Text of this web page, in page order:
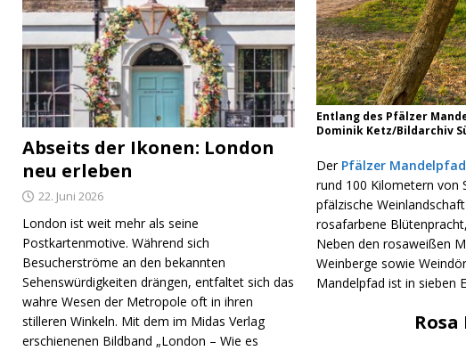
Entlang des Pfälzer
Dominik Ketz/Bildarchiv
Der Pfälzer Mandelpfad
rund 100 Kilometern von
pfälzische
rosafarbene
Neben den rosaweißen
Weinberge sowie
Mandelpfad ist in sieben
Abseits der Ikonen: London
neu erleben
22. Juni 2026
London ist weit mehr als seine
Postkartenmotive. Während sich
Besucherströme an den bekannten
Sehenswürdigkeiten drängen, entfaltet sich das
wahre Wesen der Metropole oft in ihren
stilleren Winkeln. Mit dem im Midas Verlag
erschienenen Bildband „London – Wie es